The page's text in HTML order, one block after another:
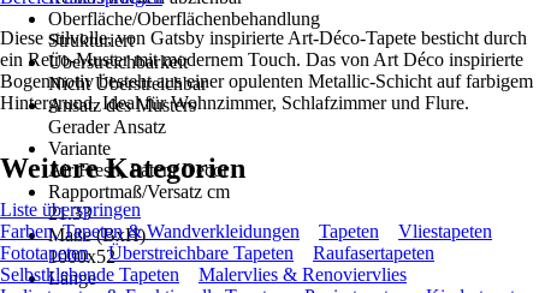
Oberfläche/Oberflächenbehandlung
Strukturiert
Überstreichbarkeit
Nicht Überstreichbar
Ansatz des Musters
Gerader Ansatz
Variante
Air Fresh, Patent Decor
Rapportmaß/Versatz cm
21.33
Maße (BxH)
1000x52
Länge
Diese stilvolle, von Gatsby inspirierte Art-Déco-Tapete besticht durch
ein Retro-Muster mit modernem Touch. Das von Art Déco inspirierte
Bogenmotiv besteht aus einer opulenten Metallic-Schicht auf farbigem
Hintergrund. Ideal für Wohnzimmer, Schlafzimmer und Flure.
Weitere Kategorien
Liste überspringen
Farben, Tapeten & Wandverkleidungen
Tapeten
Vliestapeten
Fototapeten
Überstreichbare Tapeten
Raufasertapeten
Selbstklebende Tapeten
Malervlies & Renoviervlies